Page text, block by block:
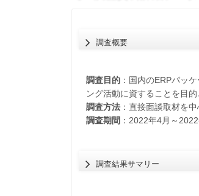
調査概要
調査目的：国内のERPパッ
ング活動に資することを目的
調査方法：直接面談取材を
調査期間 ：2022年4月～
調査結果サマリー